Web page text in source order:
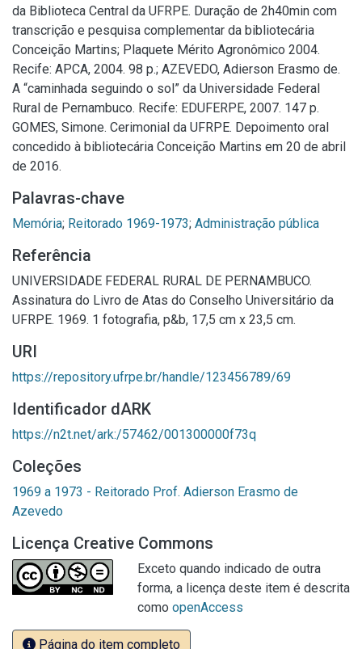
da Biblioteca Central da UFRPE. Duração de 2h40min com
transcrição e pesquisa complementar da bibliotecária
Conceição Martins; Plaquete Mérito Agronômico 2004.
Recife: APCA, 2004. 98 p.; AZEVEDO, Adierson Erasmo de.
A “caminhada seguindo o sol” da Universidade Federal
Rural de Pernambuco. Recife: EDUFERPE, 2007. 147 p.
GOMES, Simone. Cerimonial da UFRPE. Depoimento oral
concedido à bibliotecária Conceição Martins em 20 de abril
de 2016.
Palavras-chave
Memória; Reitorado 1969-1973; Administração pública
Referência
UNIVERSIDADE FEDERAL RURAL DE PERNAMBUCO.
Assinatura do Livro de Atas do Conselho Universitário da
UFRPE. 1969. 1 fotografia, p&b, 17,5 cm x 23,5 cm.
URI
https://repository.ufrpe.br/handle/123456789/69
Identificador dARK
https://n2t.net/ark:/57462/001300000f73q
Coleções
1969 a 1973 - Reitorado Prof. Adierson Erasmo de
Azevedo
Licença Creative Commons
Exceto quando indicado de outra
forma, a licença deste item é descrita
como openAccess
Página do item completo